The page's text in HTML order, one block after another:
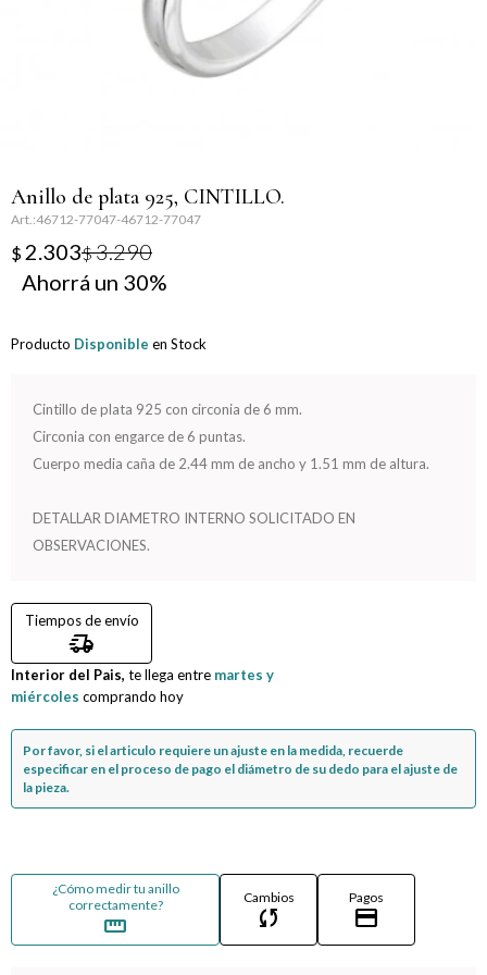
Anillo de plata 925, CINTILLO.
46712-77047-46712-77047
$ 2.303$3.290
30
Producto Disponible en Stock
Cintillo de plata 925 con circonia de 6 mm.
Circonia con engarce de 6 puntas.
Cuerpo media caña de 2.44 mm de ancho y 1.51 mm de altura.
DETALLAR DIAMETRO INTERNO SOLICITADO EN
OBSERVACIONES.
Tiempos de envío
delivery_truck_speed
Interior del Pais, te llega entre martes y
miércoles comprando hoy
Por favor, si el articulo requiere un ajuste en la medida, recuerde
especificar en el proceso de pago el diámetro de su dedo para el ajuste de
la pieza.
¿Cómo medir tu anillo
correctamente?
straighten
Cambios
sync
Pagos
credit_card
Día del Amigo
Día del Maestro
Nacimiento
San Valentín
Compromiso